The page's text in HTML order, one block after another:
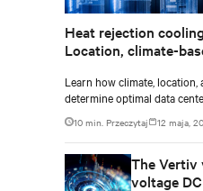
Heat rejection
Location, climate-
Learn how climate,
determine optimal data
approaches and why higher
always mean facilities should
compressor-less cooling.
10 min. Przeczytaj 12 maja,
The Vertiv
voltage